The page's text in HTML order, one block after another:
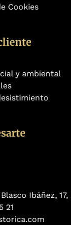
Cookies
y ambiental
Ibáñez,
21